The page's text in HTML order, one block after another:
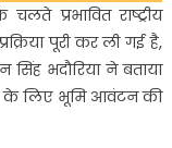
प्रभावित राष्ट्रीय
पूरी कर ली गई है,
सिंह भदौरिया ने बताया
के लिए भूमि आवंटन की